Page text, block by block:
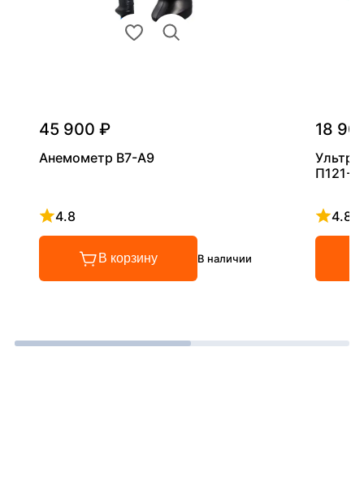
45 900 ₽
Анемометр В7-А9
4.8
Рейтинг 4.8 из 5
В корзину В наличии
18
П121-
4.8